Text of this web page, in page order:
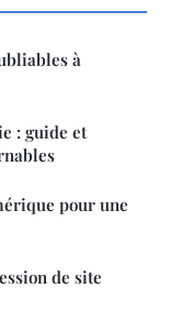
à
: guide et
pour une
de site